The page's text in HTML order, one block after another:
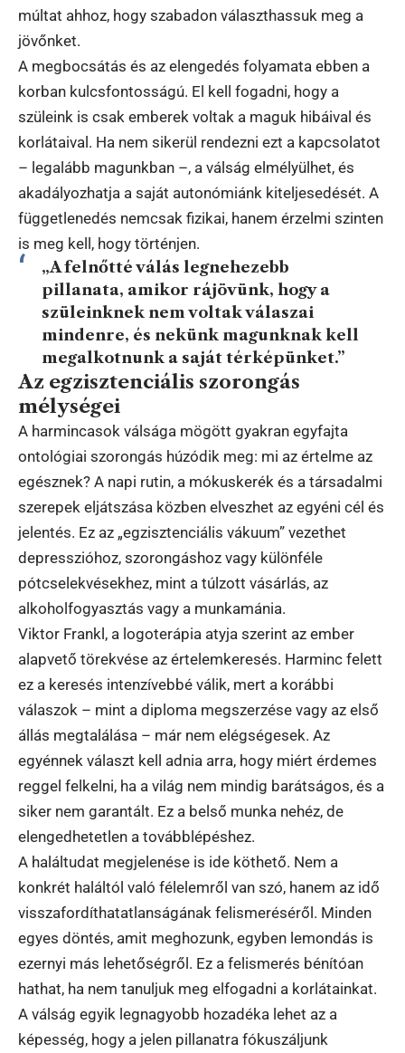
múltat ahhoz, hogy szabadon választhassuk meg a
jövőnket.
A megbocsátás és az elengedés folyamata ebben a
korban kulcsfontosságú. El kell fogadni, hogy a
szüleink is csak emberek voltak a maguk hibáival és
korlátaival. Ha nem sikerül rendezni ezt a kapcsolatot
– legalább magunkban –, a válság elmélyülhet, és
akadályozhatja a saját autonómiánk kiteljesedését. A
függetlenedés nemcsak fizikai, hanem érzelmi szinten
is meg kell, hogy történjen.
„A felnőtté válás legnehezebb
pillanata, amikor rájövünk, hogy a
szüleinknek nem voltak válaszai
mindenre, és nekünk magunknak kell
megalkotnunk a saját térképünket.”
Az egzisztenciális szorongás
mélységei
A harmincasok válsága mögött gyakran egyfajta
ontológiai szorongás húzódik meg: mi az értelme az
egésznek? A napi rutin, a mókuskerék és a társadalmi
szerepek eljátszása közben elveszhet az egyéni cél és
jelentés. Ez az „egzisztenciális vákuum” vezethet
depresszióhoz, szorongáshoz vagy különféle
pótcselekvésekhez, mint a túlzott vásárlás, az
alkoholfogyasztás vagy a munkamánia.
Viktor Frankl, a logoterápia atyja szerint az ember
alapvető törekvése az értelemkeresés. Harminc felett
ez a keresés intenzívebbé válik, mert a korábbi
válaszok – mint a diploma megszerzése vagy az első
állás megtalálása – már nem elégségesek. Az
egyénnek választ kell adnia arra, hogy miért érdemes
reggel felkelni, ha a világ nem mindig barátságos, és a
siker nem garantált. Ez a belső munka nehéz, de
elengedhetetlen a továbblépéshez.
A haláltudat megjelenése is ide köthető. Nem a
konkrét haláltól való félelemről van szó, hanem az idő
visszafordíthatatlanságának felismeréséről. Minden
egyes döntés, amit meghozunk, egyben lemondás is
ezernyi más lehetőségről. Ez a felismerés bénítóan
hathat, ha nem tanuljuk meg elfogadni a korlátainkat.
A válság egyik legnagyobb hozadéka lehet az a
képesség, hogy a jelen pillanatra fókuszáljunk